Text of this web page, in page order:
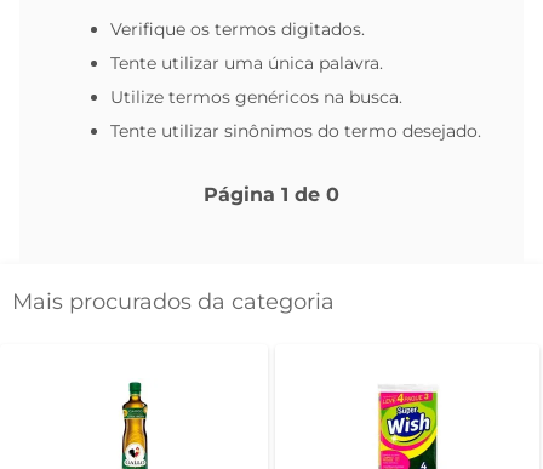
Verifique os termos digitados.
Tente utilizar uma única palavra.
Utilize termos genéricos na busca.
Tente utilizar sinônimos do termo desejado.
Página 1 de 0
Mais procurados da categoria